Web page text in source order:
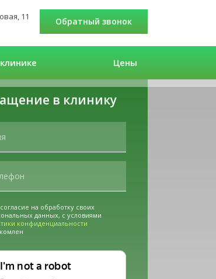
11 Обратный звонок
Цены
в клинику
на обработку своих
данных, с условиями
конфиденциальности